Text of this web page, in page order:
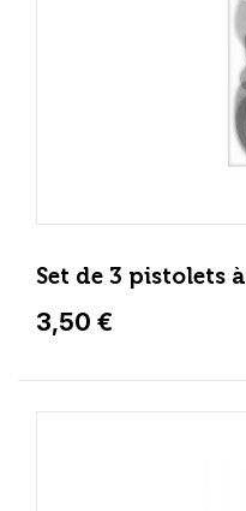
Set de 3 pistolets
3,50 €